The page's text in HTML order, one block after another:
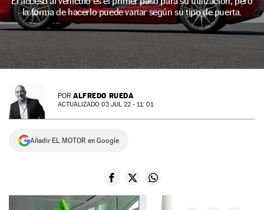
NEWSLETTER
SÍGUENOS
la forma de hacerlo puede variar según su tipo de puerta.
POR ALFREDO RUEDA
ACTUALIZADO 03 JUL 22 - 11: 01
Añadir EL MOTOR en Google